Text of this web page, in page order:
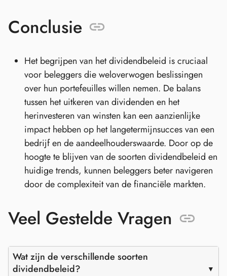
Conclusie
Het begrijpen van het dividendbeleid is cruciaal
voor beleggers die weloverwogen beslissingen
over hun portefeuilles willen nemen. De balans
tussen het uitkeren van dividenden en het
herinvesteren van winsten kan een aanzienlijke
impact hebben op het langetermijnsucces van een
bedrijf en de aandeelhouderswaarde. Door op de
hoogte te blijven van de soorten dividendbeleid en
huidige trends, kunnen beleggers beter navigeren
door de complexiteit van de financiële markten.
Veel Gestelde Vragen
Wat zijn de verschillende soorten
dividendbeleid?